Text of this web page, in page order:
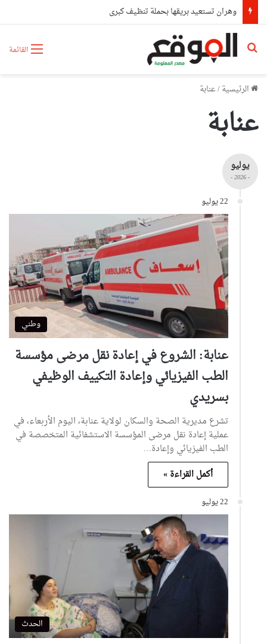
وهران تستعيد بريقها بحملة تنظيف كبرى
القائمة بحث عن
الرئيسية/عنابة
عنابة
يوليو
- 2026 -
22 يوليو
وطني
عنابة: الشروع في إعادة نقل مرضى مؤسسة
الطب الفيزيائي وإعادة التكييف الوظيفي
بسريدي
تشرع مديرية الصحة والسكان لولاية عنابة، اليوم الأربعاء، في
عملية إعادة نقل مرضى المؤسسة الاستشفائية المتخصصة في
الطب الفيزيائي وإعادة…
أكمل القراءة »
22 يوليو
الحدث